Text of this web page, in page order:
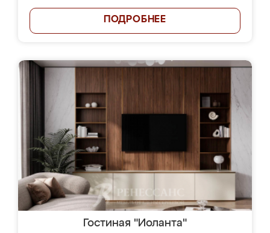
ПОДРОБНЕЕ
Гостиная "Иоланта"